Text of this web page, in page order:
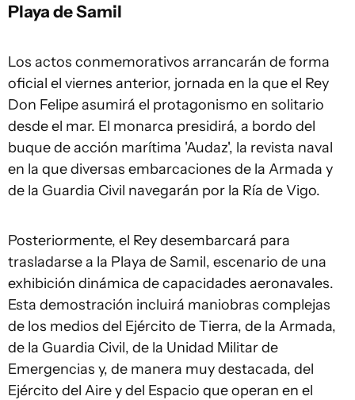
Playa de Samil
Los actos conmemorativos arrancarán de forma
oficial el viernes anterior, jornada en la que el Rey
Don Felipe asumirá el protagonismo en solitario
desde el mar. El monarca presidirá, a bordo del
buque de acción marítima 'Audaz', la revista naval
en la que diversas embarcaciones de la Armada y
de la Guardia Civil navegarán por la Ría de Vigo.
Posteriormente, el Rey desembarcará para
trasladarse a la Playa de Samil, escenario de una
exhibición dinámica de capacidades aeronavales.
Esta demostración incluirá maniobras complejas
de los medios del Ejército de Tierra, de la Armada,
de la Guardia Civil, de la Unidad Militar de
Emergencias y, de manera muy destacada, del
Ejército del Aire y del Espacio que operan en el